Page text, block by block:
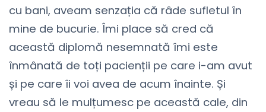
cu bani, aveam senzația că râde sufletul în
mine de bucurie. Îmi place să cred că
această diplomă nesemnată îmi este
înmânată de toți pacienții pe care i-am avut
și pe care îi voi avea de acum înainte. Și
vreau să le mulțumesc pe această cale, din